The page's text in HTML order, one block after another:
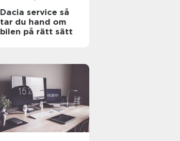
Dacia service så
tar du hand om
bilen på rätt sätt